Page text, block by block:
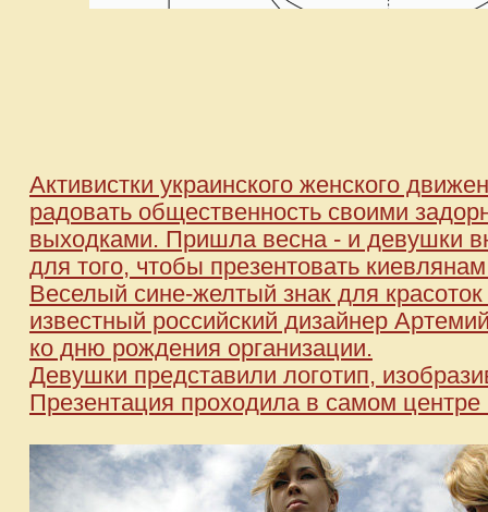
Активистки украинского женского
радовать общественность своими
выходками. Пришла весна - и девушки
для того, чтобы презентовать
Веселый сине-желтый знак для
известный российский дизайнер
ко дню рождения организации.
Девушки представили логотип,
Презентация проходила в самом центре